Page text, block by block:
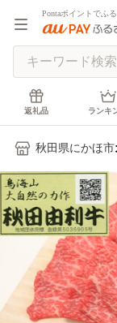
Pontaポイントでふ
返礼品 ランキ
秋田県にかほ市